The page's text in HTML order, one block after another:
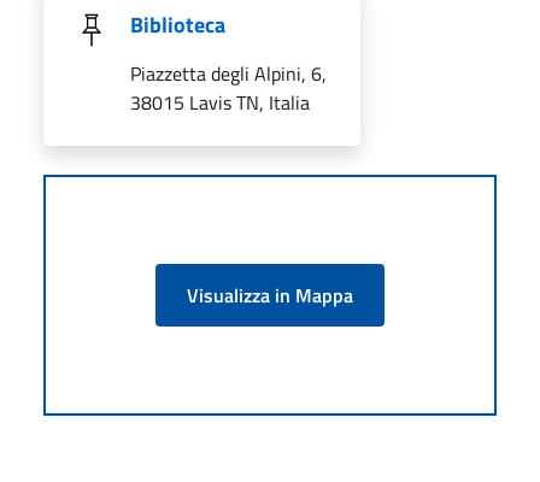
Biblioteca
Piazzetta degli Alpini, 6,
38015 Lavis TN, Italia
Visualizza in Mappa